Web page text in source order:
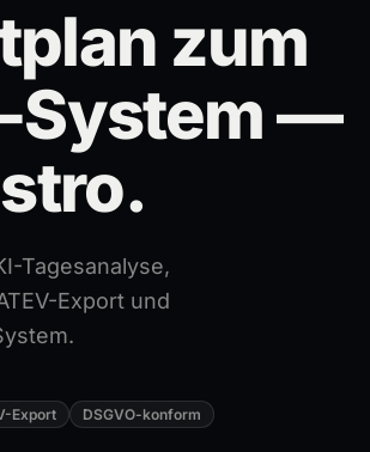
zum
System —
Tagesanalyse,
Export und
Export DSGVO-konform